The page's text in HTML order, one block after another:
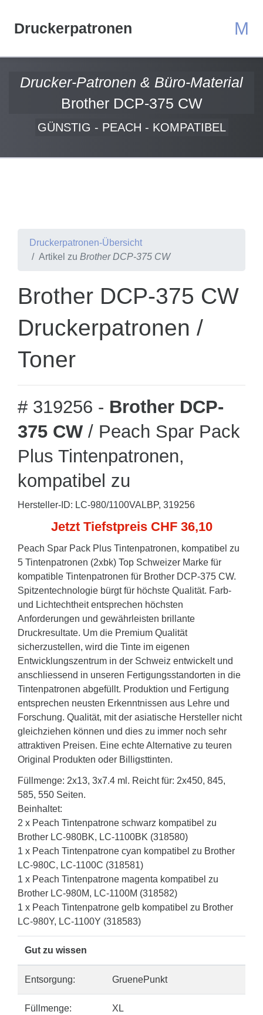
Druckerpatronen M
Drucker-Patronen & Büro-Material
Brother DCP-375 CW
GÜNSTIG - PEACH - KOMPATIBEL
Druckerpatronen-Übersicht
Artikel zu Brother DCP-375 CW
Brother DCP-375 CW
Druckerpatronen /
Toner
# 319256 - Brother DCP-
375 CW / Peach Spar Pack
Plus Tintenpatronen,
kompatibel zu
Hersteller-ID: LC-980/1100VALBP, 319256
Jetzt Tiefstpreis CHF 36,10
Peach Spar Pack Plus Tintenpatronen, kompatibel zu
5 Tintenpatronen (2xbk) Top Schweizer Marke für
kompatible Tintenpatronen für Brother DCP-375 CW.
Spitzentechnologie bürgt für höchste Qualität. Farb-
und Lichtechtheit entsprechen höchsten
Anforderungen und gewährleisten brillante
Druckresultate. Um die Premium Qualität
sicherzustellen, wird die Tinte im eigenen
Entwicklungszentrum in der Schweiz entwickelt und
anschliessend in unseren Fertigungsstandorten in die
Tintenpatronen abgefüllt. Produktion und Fertigung
entsprechen neusten Erkenntnissen aus Lehre und
Forschung. Qualität, mit der asiatische Hersteller nicht
gleichziehen können und dies zu immer noch sehr
attraktiven Preisen. Eine echte Alternative zu teuren
Original Produkten oder Billigsttinten.
Füllmenge: 2x13, 3x7.4 ml. Reicht für: 2x450, 845,
585, 550 Seiten.
Beinhaltet:
2 x Peach Tintenpatrone schwarz kompatibel zu
Brother LC-980BK, LC-1100BK (318580)
1 x Peach Tintenpatrone cyan kompatibel zu Brother
LC-980C, LC-1100C (318581)
1 x Peach Tintenpatrone magenta kompatibel zu
Brother LC-980M, LC-1100M (318582)
1 x Peach Tintenpatrone gelb kompatibel zu Brother
LC-980Y, LC-1100Y (318583)
Gut zu wissen
Entsorgung: GruenePunkt
Füllmenge: XL